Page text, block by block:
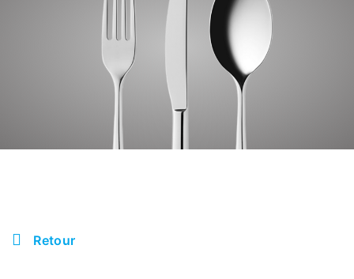
Retour